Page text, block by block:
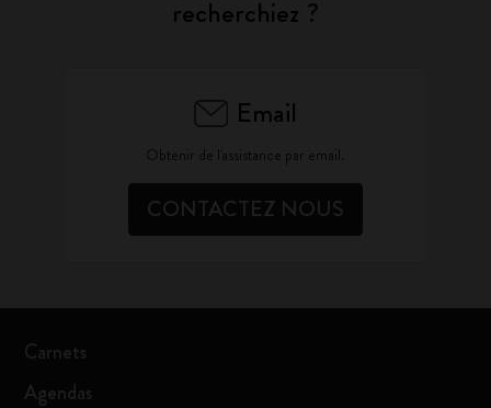
recherchiez ?
Email
Obtenir de l'assistance par email.
CONTACTEZ NOUS
Carnets
Agendas